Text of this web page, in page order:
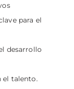
para el
desarrollo
el talento.